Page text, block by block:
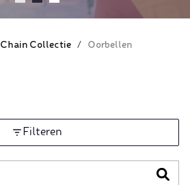
Chain Collectie / Oorbellen
Filteren